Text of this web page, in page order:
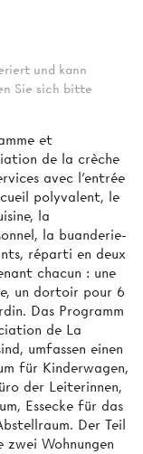
und kann
Sie sich bitte
et
de la crèche
avec l'entrée
polyvalent, le
la
la buanderie-
réparti en deux
chacun : une
un dortoir pour 6
Das Programm
de La
umfassen einen
für Kinderwagen,
der Leiterinnen,
Essecke für das
Der Teil
Wohnungen